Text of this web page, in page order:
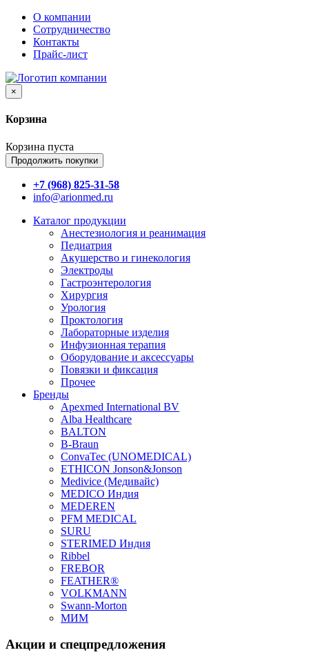
О компании
Сотрудничество
Контакты
Прайс-лист
×
Корзина
Корзина пуста
Продолжить покупки
+7 (968) 825-31-58
info@arionmed.ru
Каталог продукции
Анестезиология и реанимация
Педиатрия
Акушерство и гинекология
Электроды
Гастроэнтерология
Хирургия
Урология
Проктология
Лабораторные изделия
Инфузионная терапия
Оборудование и аксессуары
Повязки и фиксация
Прочее
Бренды
Apexmed International BV
Alba Healthcare
BALTON
B-Braun
ConvaTec (UNOMEDICAL)
ETHICON Jonson&Jonson
Medivice (Медивайс)
MEDICO Индия
MEDEREN
PFM MEDICAL
SURU
STERIMED Индия
Ribbel
FREBOR
FEATHER®
VOLKMANN
Swann-Morton
МИМ
Акции и спецпредложения